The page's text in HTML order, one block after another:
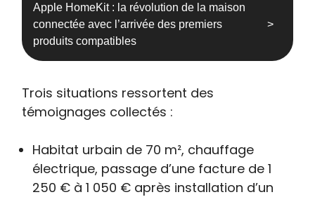
Apple HomeKit : la révolution de la maison
connectée avec l’arrivée des premiers
produits compatibles
Trois situations ressortent des
témoignages collectés :
Habitat urbain de 70 m², chauffage
électrique, passage d’une facture de 1
250 € à 1 050 € après installation d’un